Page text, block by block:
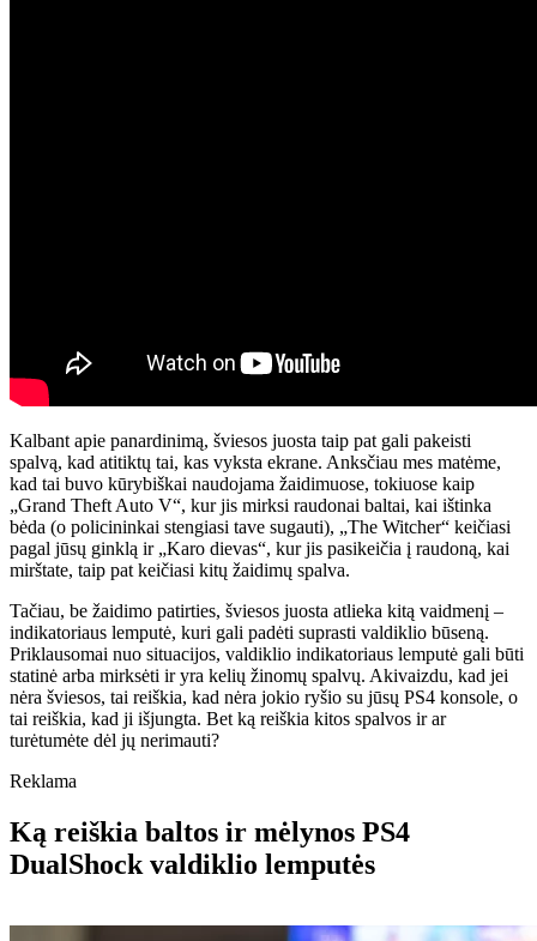
Kalbant apie panardinimą, šviesos juosta taip pat gali pakeisti
spalvą, kad atitiktų tai, kas vyksta ekrane. Anksčiau mes matėme,
kad tai buvo kūrybiškai naudojama žaidimuose, tokiuose kaip
„Grand Theft Auto V“, kur jis mirksi raudonai baltai, kai ištinka
bėda (o policininkai stengiasi tave sugauti), „The Witcher“ keičiasi
pagal jūsų ginklą ir „Karo dievas“, kur jis pasikeičia į raudoną, kai
mirštate, taip pat keičiasi kitų žaidimų spalva.
Tačiau, be žaidimo patirties, šviesos juosta atlieka kitą vaidmenį –
indikatoriaus lemputė, kuri gali padėti suprasti valdiklio būseną.
Priklausomai nuo situacijos, valdiklio indikatoriaus lemputė gali būti
statinė arba mirksėti ir yra kelių žinomų spalvų. Akivaizdu, kad jei
nėra šviesos, tai reiškia, kad nėra jokio ryšio su jūsų PS4 konsole, o
tai reiškia, kad ji išjungta. Bet ką reiškia kitos spalvos ir ar
turėtumėte dėl jų nerimauti?
Reklama
Ką reiškia baltos ir mėlynos PS4
DualShock valdiklio lemputės